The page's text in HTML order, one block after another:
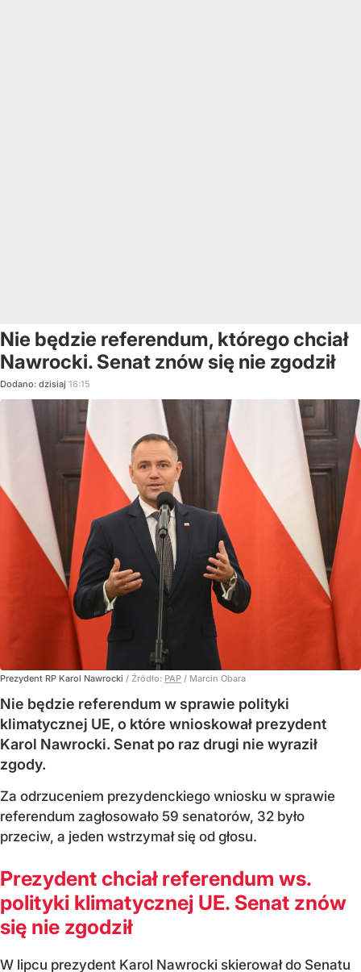
Nie będzie referendum, którego chciał
Nawrocki. Senat znów się nie zgodził
Dodano: dzisiaj 16:15
Prezydent RP Karol Nawrocki / Źródło: PAP / Marcin Obara
Nie będzie referendum w sprawie polityki
klimatycznej UE, o które wnioskował prezydent
Karol Nawrocki. Senat po raz drugi nie wyraził
zgody.
Za odrzuceniem prezydenckiego wniosku w sprawie
referendum zagłosowało 59 senatorów, 32 było
przeciw, a jeden wstrzymał się od głosu.
Prezydent chciał referendum ws.
polityki klimatycznej UE. Senat znów
się nie zgodził
W lipcu prezydent Karol Nawrocki skierował do Senatu